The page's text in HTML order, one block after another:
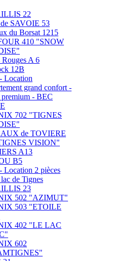
22
SAVOIE 53
du Borsat 1215
410 "SNOW
Rouges A 6
12B
Location
grand confort -
premium - BEC
702 "TIGNES
de TOVIERE
VISION"
A13
B5
Location 2 pièces
de Tignes
23
502 "AZIMUT"
503 "ETOILE
402 "LE LAC
602